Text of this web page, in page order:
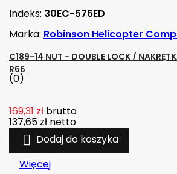
Indeks: 30EC-576ED
Marka: Robinson Helicopter
C189-14 NUT - DOUBLE LOCK /
R66
(0)
169,31 zł brutto
137,65 zł netto
 Dodaj do koszyka
Więcej